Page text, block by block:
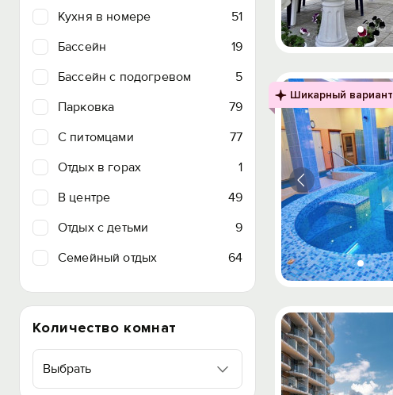
Кухня в номере
51
Бассейн
19
Бассейн с подогревом
5
Парковка
79
C питомцами
77
Отдых в горах
1
В центре
49
Отдых с детьми
9
Семейный отдых
64
Количество комнат
Выбрать
Шикарный вариант